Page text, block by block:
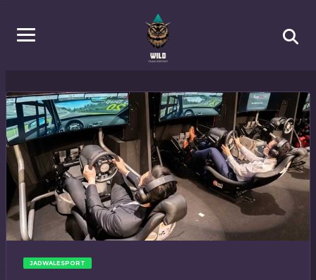
JADWALESPORT